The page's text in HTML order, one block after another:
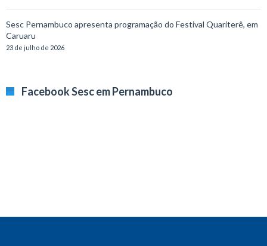
Sesc Pernambuco apresenta programação do Festival Quariterê, em
Caruaru
23 de julho de 2026
Facebook Sesc em Pernambuco